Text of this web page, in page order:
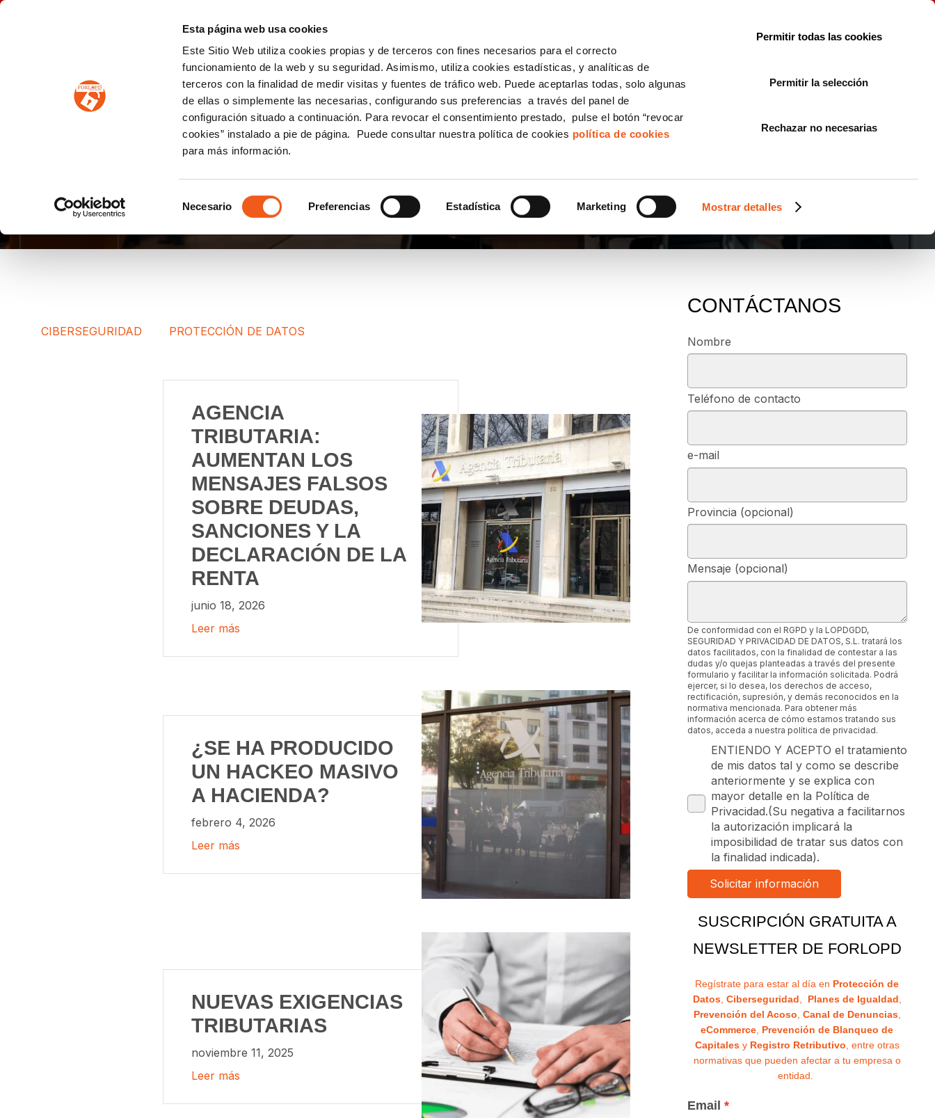
Esta página web usa cookies
Este Sitio Web utiliza cookies propias y de terceros con fines necesarios para el correcto
funcionamiento de la web y su seguridad. Asimismo, utiliza cookies estadísticas, y analíticas de
terceros con la finalidad de medir visitas y fuentes de tráfico web. Puede aceptarlas todas, solo algunas
de ellas o simplemente las necesarias, configurando sus preferencias a través del panel de
configuración situado a continuación. Para revocar el consentimiento prestado, pulse el botón “revocar
cookies” instalado a pie de página. Puede consultar nuestra política de cookies política de cookies
para más información.
de
Necesario Preferencias Estadística Marketing Mostrar detalles
Permitir todas las cookies
Permitir la selección
Rechazar no necesarias
PROTECCION DE DATOS IGUALDAD CONSULTORÍA ECOMMERCE LSSI CANAL DENUNCIAS
AGENCIA TRIBUTARIA
CIBERSEGURIDAD PROTECCIÓN DE DATOS
AGENCIA
TRIBUTARIA:
AUMENTAN LOS
MENSAJES FALSOS
SOBRE DEUDAS,
SANCIONES Y LA
DECLARACIÓN DE LA
RENTA
junio 18, 2026
Leer más
¿SE HA PRODUCIDO
UN HACKEO MASIVO
A HACIENDA?
febrero 4, 2026
Leer más
NUEVAS EXIGENCIAS
TRIBUTARIAS
noviembre 11, 2025
Leer más
CONTÁCTANOS
Nombre
Teléfono de contacto
e-mail
Provincia (opcional)
Mensaje (opcional)
De conformidad con el RGPD y la LOPDGDD,
SEGURIDAD Y PRIVACIDAD DE DATOS, S.L. tratará los
datos facilitados, con la finalidad de contestar a las
dudas y/o quejas planteadas a través del presente
formulario y facilitar la información solicitada. Podrá
ejercer, si lo desea, los derechos de acceso,
rectificación, supresión, y demás reconocidos en la
normativa mencionada. Para obtener más
información acerca de cómo estamos tratando sus
datos, acceda a nuestra política de privacidad.
ENTIENDO Y ACEPTO el tratamiento
de mis datos tal y como se describe
anteriormente y se explica con
mayor detalle en la Política de
Privacidad.(Su negativa a facilitarnos
la autorización implicará la
imposibilidad de tratar sus datos con
la finalidad indicada).
SUSCRIPCIÓN GRATUITA A
NEWSLETTER DE FORLOPD
Regístrate para estar al día en Protección de
Datos, Ciberseguridad, Planes de Igualdad,
Prevención del Acoso, Canal de Denuncias,
eCommerce, Prevención de Blanqueo de
Capitalesy Registro Retributivo, entre otras
normativas que pueden afectar a tu empresa o
entidad.
Email